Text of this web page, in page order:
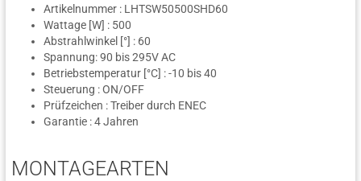
Artikelnummer : LHTSW50500SHD60
Wattage [W] : 500
Abstrahlwinkel [°] : 60
Spannung: 90 bis 295V AC
Betriebstemperatur [°C] : -10 bis 40
Steuerung : ON/OFF
Prüfzeichen : Treiber durch ENEC
Garantie : 4 Jahren
MONTAGEARTEN